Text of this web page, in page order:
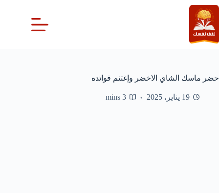
التجاوز
إلى
المحتوى
حضر ماسك الشاي الاخضر وإغتنم فوائده
19 يناير، 2025 3 mins